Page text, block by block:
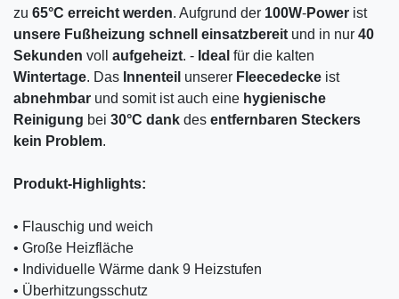
zu 65°C erreicht werden. Aufgrund der 100W-Power ist
unsere Fußheizung schnell einsatzbereit und in nur 40
Sekunden voll aufgeheizt. - Ideal für die kalten
Wintertage. Das Innenteil unserer Fleecedecke ist
abnehmbar und somit ist auch eine hygienische
Reinigung bei 30°C dank des entfernbaren Steckers
kein Problem.
Produkt-Highlights:
• Flauschig und weich
• Große Heizfläche
• Individuelle Wärme dank 9 Heizstufen
• Überhitzungsschutz